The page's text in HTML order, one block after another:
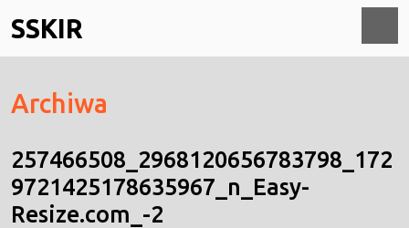
to
content
SSKIR
Archiwa
257466508_2968120656783798_172
9721425178635967_n_Easy-
Resize.com_-2